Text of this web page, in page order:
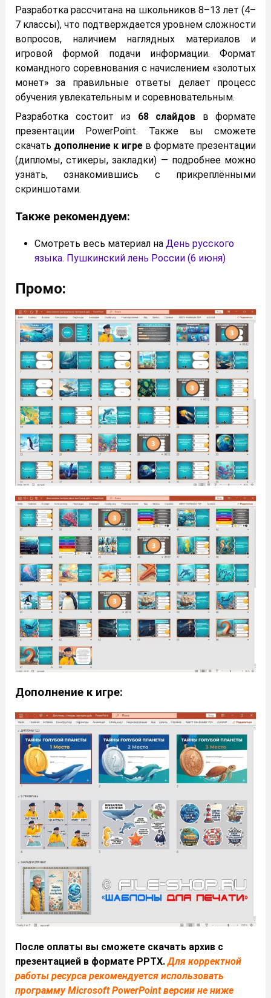
Разработка рассчитана на школьников 8–13 лет (4–
7 классы), что подтверждается уровнем сложности
вопросов, наличием наглядных материалов и
игровой формой подачи информации. Формат
командного соревнования с начислением «золотых
монет» за правильные ответы делает процесс
обучения увлекательным и соревновательным.
Разработка состоит из 68 слайдов в формате
презентации PowerPoint. Также вы сможете
скачать дополнение к игрев формате презентации
(дипломы, стикеры, закладки) — подробнее можно
узнать, ознакомившись с прикреплёнными
скриншотами.
Также рекомендуем:
Смотреть весь материал на День русского
языка. Пушкинский лень России (6 июня)
Промо:
Дополнение к игре:
После оплаты вы сможете скачать архив с
презентацией в формате PPTX.Для корректной
работы ресурса рекомендуется использовать
программу Microsoft PowerPoint версии не ниже